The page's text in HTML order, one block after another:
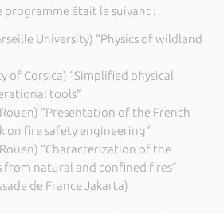
était le suivant :
University) “Physics of wildland
of Corsica) “Simplified physical
tools”
“Presentation of the French
on fire safety engineering”
“Characterization of the
from natural and confined fires”
de France Jakarta)